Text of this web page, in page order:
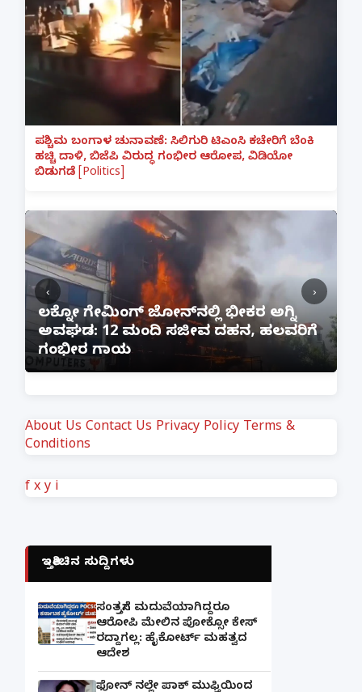
ಪಶ್ಚಿಮ ಬಂಗಾಳ ಚುನಾವಣೆ: ಸಿಲಿಗುರಿ ಟಿಎಂಸಿ ಕಚೇರಿಗೆ ಬೆಂಕಿ
ಹಚ್ಚಿ ದಾಳಿ, ಬಿಜೆಪಿ ವಿರುದ್ಧ ಗಂಭೀರ ಆರೋಪ, ವಿಡಿಯೋ
ಬಿಡುಗಡೆ [Politics]
ಲಕ್ನೋ ಗೇಮಿಂಗ್ ಜೋನ್‌ನಲ್ಲಿ ಭೀಕರ ಅಗ್ನಿ
ಅವಘಡ: 12 ಮಂದಿ ಸಜೀವ ದಹನ, ಹಲವರಿಗೆ
ಗಂಭೀರ ಗಾಯ
‹ ›
About Us Contact Us Privacy Policy Terms &
Conditions
f x y i
ಇತ್ತೀಚಿನ ಸುದ್ದಿಗಳು
ಸಂತ್ರಸ್ತೆಗೆ ಮದುವೆಯಾಗಿದ್ದರೂ
ಆರೋಪಿ ಮೇಲಿನ ಪೋಕ್ಸೋ ಕೇಸ್
ರದ್ದಾಗಲ್ಲ: ಹೈಕೋರ್ಟ್ ಮಹತ್ವದ
ಆದೇಶ
ಫೋನ್ ನಲ್ಲೇ ಪಾಕ್ ಮುಫ್ತಿಯಿಂದ